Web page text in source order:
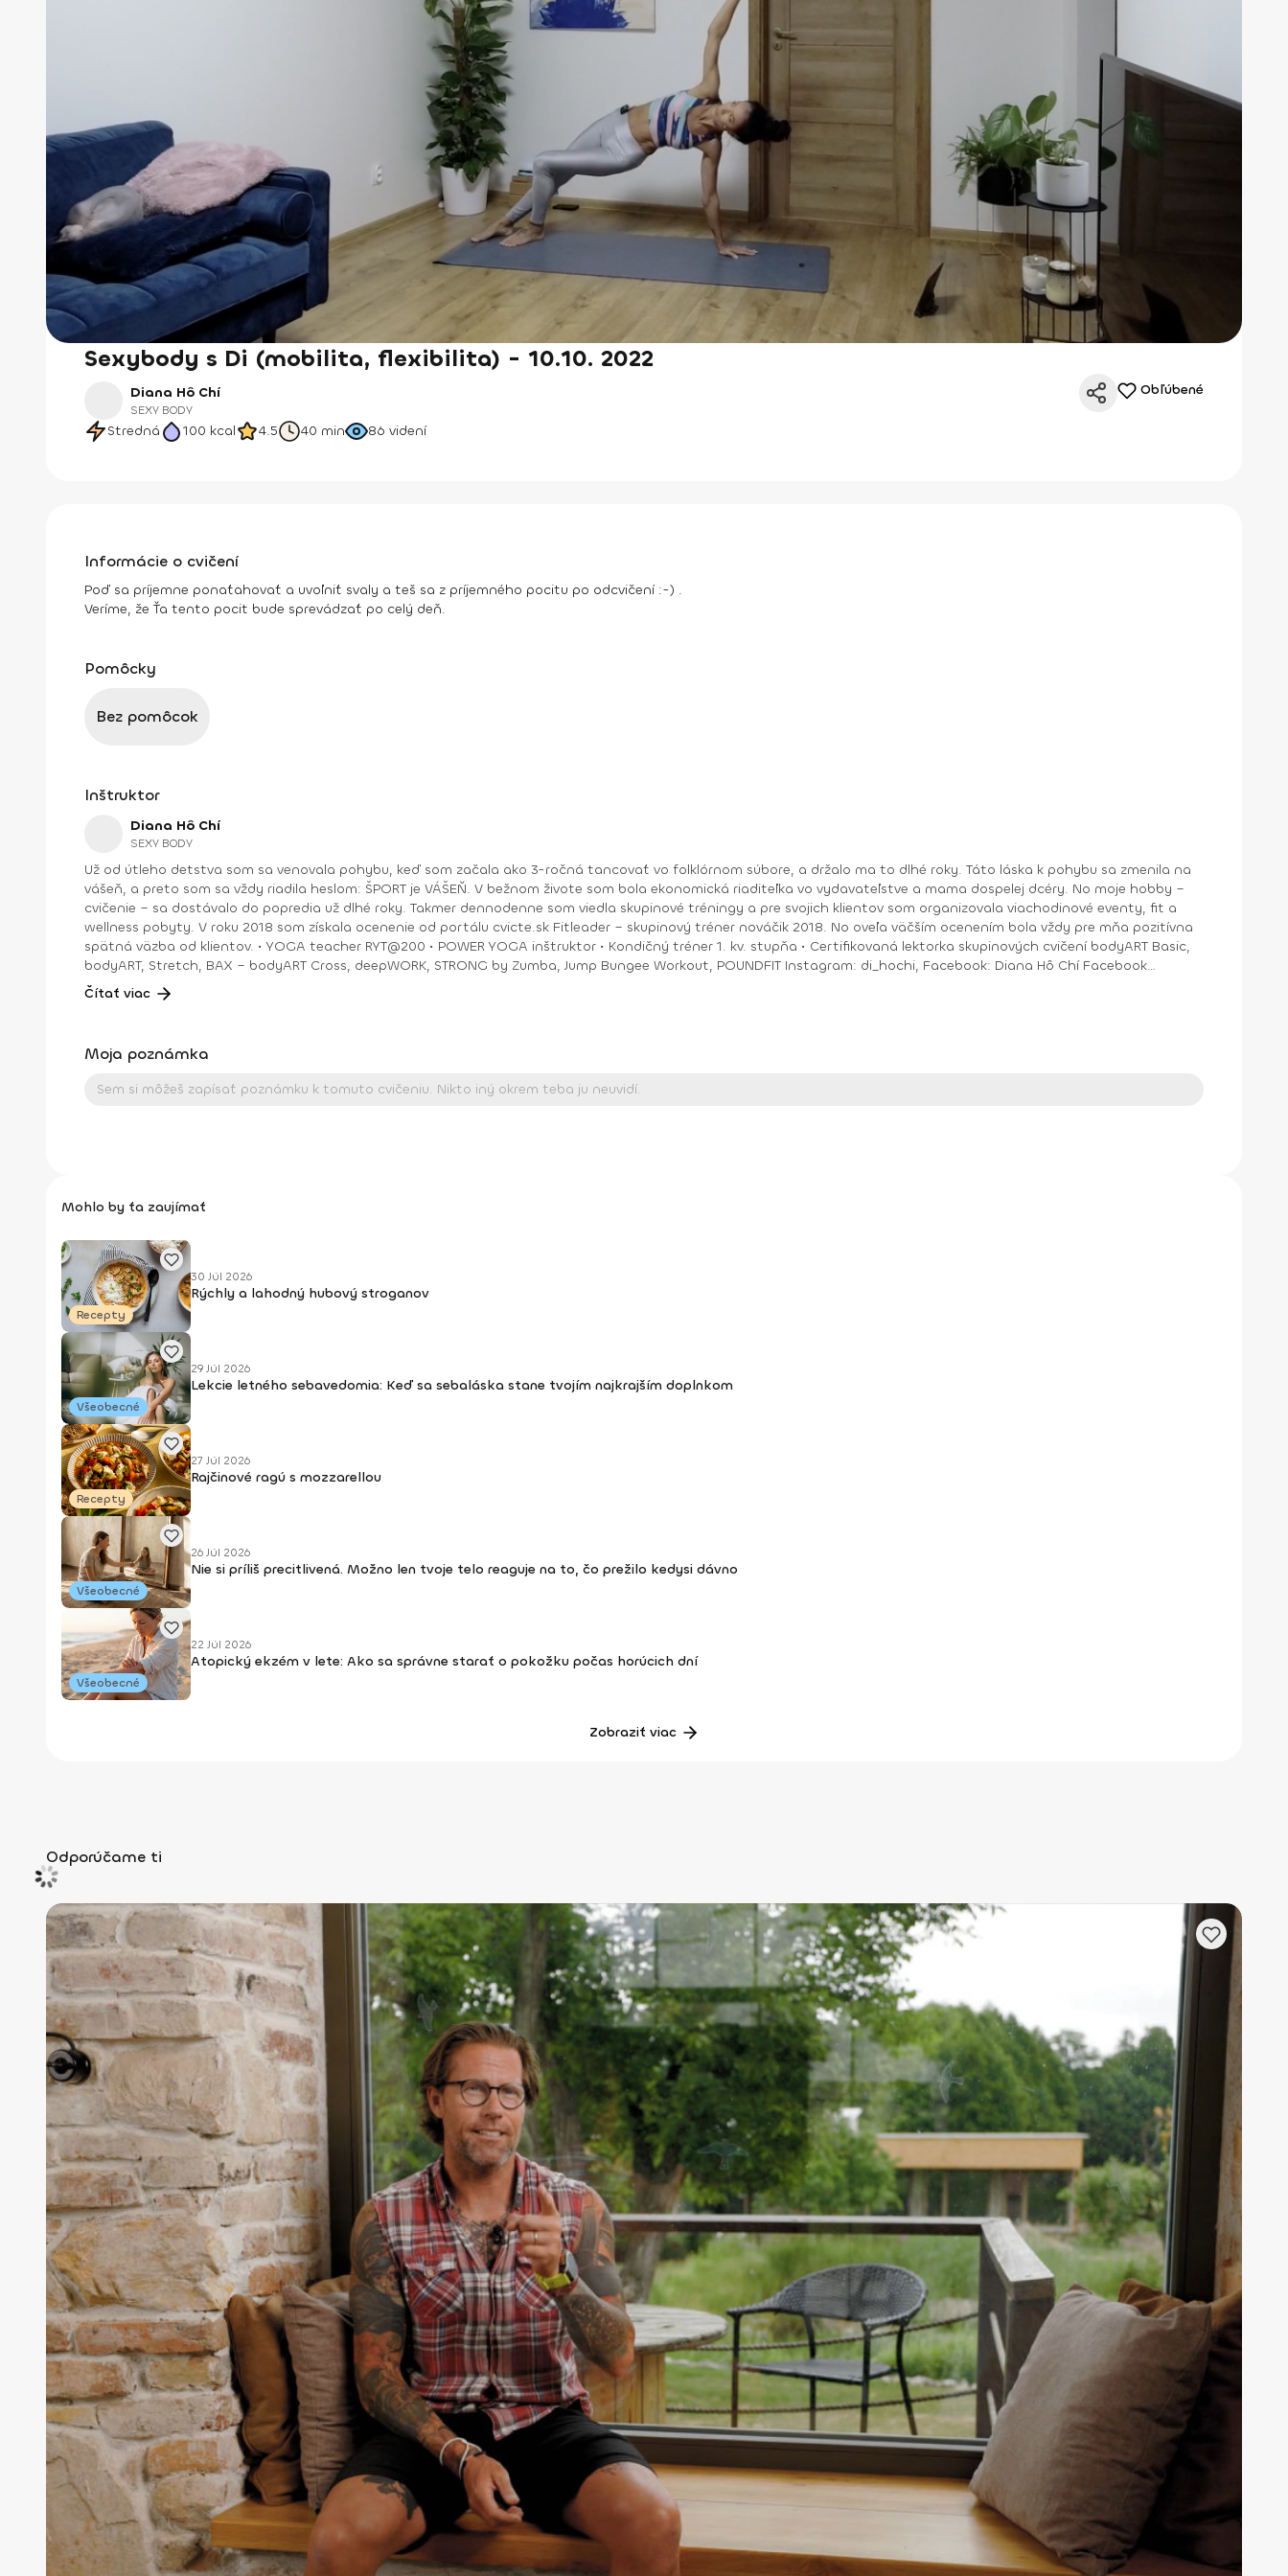
Sexybody s Di (mobilita, flexibilita) - 10.10. 2022
Diana Hô Chí
SEXY BODY
Stredná 100 kcal 4.5 40 min 86 videní
Obľúbené
Informácie o cvičení
Poď sa príjemne ponaťahovať a uvoľniť svaly a teš sa z príjemného pocitu po odcvičení :-) .
Veríme, že Ťa tento pocit bude sprevádzať po celý deň.
Pomôcky
Bez pomôcok
Inštruktor
Diana Hô Chí
SEXY BODY
Už od útleho detstva som sa venovala pohybu, keď som začala ako 3-ročná tancovať vo folklórnom súbore, a držalo ma to dlhé roky. Táto láska k pohybu sa zmenila na
vášeň, a preto som sa vždy riadila heslom: ŠPORT je VÁŠEŇ. V bežnom živote som bola ekonomická riaditeľka vo vydavateľstve a mama dospelej dcéry. No moje hobby –
cvičenie – sa dostávalo do popredia už dlhé roky. Takmer dennodenne som viedla skupinové tréningy a pre svojich klientov som organizovala viachodinové eventy, fit a
wellness pobyty. V roku 2018 som získala ocenenie od portálu cvicte.sk Fitleader – skupinový tréner nováčik 2018. No oveľa väčším ocenením bola vždy pre mňa pozitívna
spätná väzba od klientov. • YOGA teacher RYT@200 • POWER YOGA inštruktor • Kondičný tréner 1. kv. stupňa • Certifikovaná lektorka skupinových cvičení bodyART Basic,
bodyART, Stretch, BAX – bodyART Cross, deepWORK, STRONG by Zumba, Jump Bungee Workout, POUNDFIT Instagram: di_hochi, Facebook: Diana Hô Chí Facebook
skupina: ŠPORT je VÁŠEŇ
Čítať viac
Moja poznámka
Mohlo by ťa zaujímať
Recepty
30 Júl 2026
Rýchly a lahodný hubový stroganov
Všeobecné
29 Júl 2026
Lekcie letného sebavedomia: Keď sa sebaláska stane tvojím najkrajším doplnkom
Recepty
27 Júl 2026
Rajčinové ragú s mozzarellou
Všeobecné
26 Júl 2026
Nie si príliš precitlivená. Možno len tvoje telo reaguje na to, čo prežilo kedysi dávno
Všeobecné
22 Júl 2026
Atopický ekzém v lete: Ako sa správne starať o pokožku počas horúcich dní
Zobraziť viac
Odporúčame ti